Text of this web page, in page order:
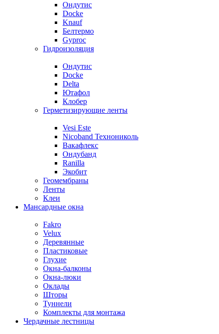
Ондутис
Docke
Knauf
Белтермо
Gyproc
Гидроизоляция
Ондутис
Docke
Delta
Ютафол
Клобер
Герметизирующие ленты
Vesi Este
Nicoband Технониколь
Вакафлекс
Ондубанд
Ranilla
Экобит
Геомембраны
Ленты
Клеи
Мансардные окна
Fakro
Velux
Деревянные
Пластиковые
Глухие
Окна-балконы
Окна-люки
Оклады
Шторы
Туннели
Комплекты для монтажа
Чердачные лестницы